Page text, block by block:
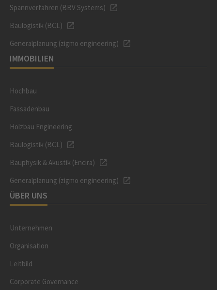
Spannverfahren (BBV Systems)
Baulogistik (BCL)
Generalplanung (zigmo engineering)
IMMOBILIEN
Hochbau
Fassadenbau
Holzbau Engineering
Baulogistik (BCL)
Bauphysik & Akustik (Encira)
Generalplanung (zigmo engineering)
ÜBER UNS
Unternehmen
Organisation
Leitbild
Corporate Governance